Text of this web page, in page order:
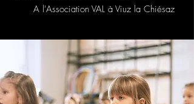
A l'Association VAL à Viuz la Chiésaz​